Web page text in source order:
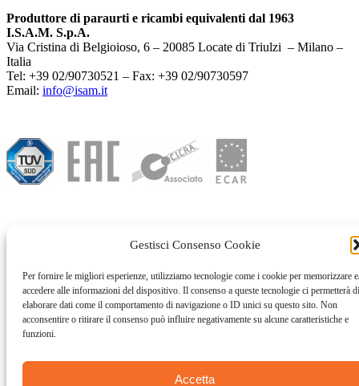
Gestisci Consenso Cookie
Per fornire le migliori esperienze, utilizziamo tecnologie come i cookie per memorizzare
accedere alle informazioni del dispositivo. Il consenso a queste tecnologie ci permetterà di
elaborare dati come il comportamento di navigazione o ID unici su questo sito. Non
acconsentire o ritirare il consenso può influire negativamente su alcune caratteristiche e
funzioni.
Accetta
Produttore di paraurti e ricambi equivalenti dal 1963
I.S.A.M. S.p.A.
Via Cristina di Belgioioso, 6 – 20085 Locate di Triulzi – Milano –
Italia
Tel: +39 02/90730521 – Fax: +39 02/90730597
Email: info@isam.it